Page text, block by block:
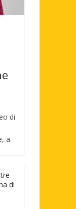
di
a
di